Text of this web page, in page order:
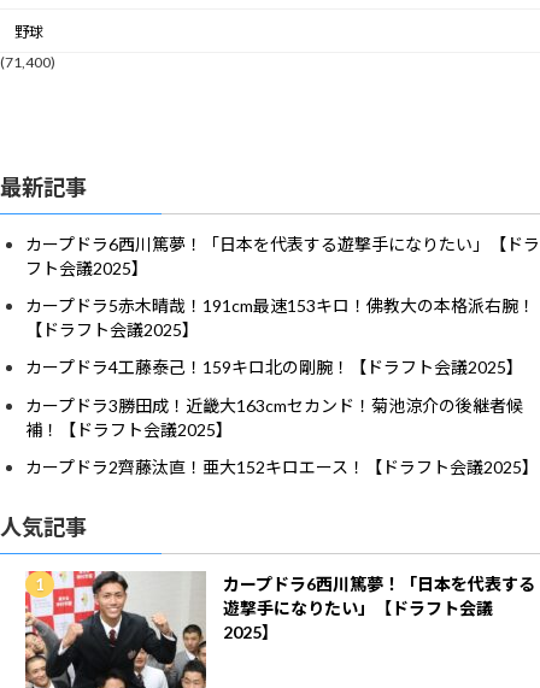
野球
(71,400)
最新記事
カープドラ6西川篤夢！「日本を代表する遊撃手になりたい」【ドラ
フト会議2025】
カープドラ5赤木晴哉！191cm最速153キロ！佛教大の本格派右腕！
【ドラフト会議2025】
カープドラ4工藤泰己！159キロ北の剛腕！【ドラフト会議2025】
カープドラ3勝田成！近畿大163cmセカンド！菊池涼介の後継者候
補！【ドラフト会議2025】
カープドラ2齊藤汰直！亜大152キロエース！【ドラフト会議2025】
人気記事
カープドラ6西川篤夢！「日本を代表する
遊撃手になりたい」【ドラフト会議
2025】